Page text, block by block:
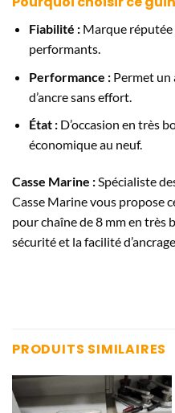
Fiabilité :Marque réputée
performants.
Performance :Permet un
d’ancre sans effort.
État :D’occasion en très
économique au neuf.
Casse Marine :Spécialiste
Casse Marine vous propose
pour chaîne de 8 mm en très
sécurité et la facilité
PRODUITS SIMILAIRES